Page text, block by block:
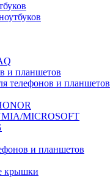
и планшетов
телефонов и планшетов
MICROSOFT
и планшетов
крышки